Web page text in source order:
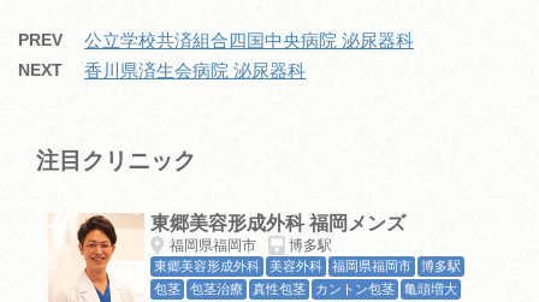
PREV 公立学校共済組合四国中央病院 泌尿器科
NEXT 香川県済生会病院 泌尿器科
注目クリニック
東郷美容形成外科 福岡メンズ
福岡県福岡市 博多駅
東郷美容形成外科 美容外科 福岡県福岡市
博多駅
包茎
包茎治療 真性包茎 カントン包茎
亀頭増大